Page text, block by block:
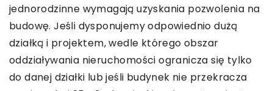
jednorodzinne wymagają uzyskania pozwolenia na
budowę. Jeśli dysponujemy odpowiednio dużą
działką i projektem, wedle którego obszar
oddziaływania nieruchomości ogranicza się tylko
do danej działki lub jeśli budynek nie przekracza